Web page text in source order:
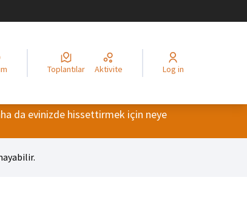
Choisir la langue Alege limba Izberi jezikOdaberite jezik
Toplantılar Aktivite Log in
da evinizde hissettirmek için neye